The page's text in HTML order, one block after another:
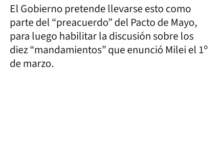
El Gobierno pretende llevarse esto como
parte del “preacuerdo” del Pacto de Mayo,
para luego habilitar la discusión sobre los
diez “mandamientos” que enunció Milei el 1º
de marzo.